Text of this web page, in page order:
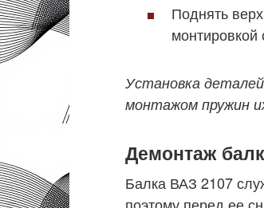
Поднять
монтировкой
Установка
монтажом пружин
Демонтаж
Балка ВАЗ 2107
поэтому перед ее